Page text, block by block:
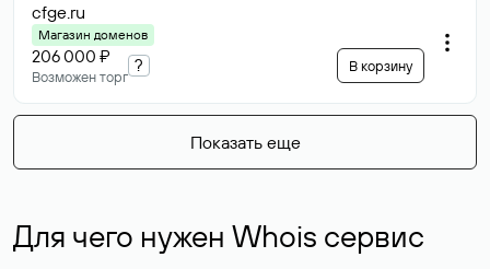
cfge.ru
Магазин доменов
206 000 ₽
Возможен торг
? В корзину
Показать еще
Для чего нужен Whois сервис